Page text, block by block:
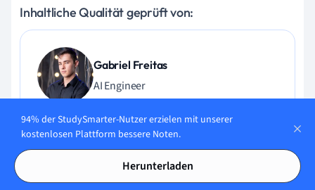
Inhaltliche Qualität geprüft von:
Gabriel Freitas
AI Engineer
Gabriel Freitas ist AI Engineer mit solider Erfahrung in
Softwareentwicklung, maschinellen Lernalgorithmen und
generativer KI, einschließlich Anwendungen großer
Sprachmodelle (LLMs). Er hat Elektrotechnik an der
Universität von São Paulo studiert und macht aktuell
94% der StudySmarter-Nutzer erzielen mit unserer
kostenlosen Plattform bessere Noten.
Herunterladen